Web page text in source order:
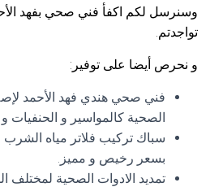
وسنرسل لكم اكفأ فني صحي بفهد
تواجدتم.
و نحرص أيضا على توفير:
فني صحي هندي فهد الأحمد
الصحية كالمواسير و الحنفيات
سباك تركيب فلاتر مياه الشرب
بسعر رخيص و مميز.
تمديد الادوات الصحية لمختلف